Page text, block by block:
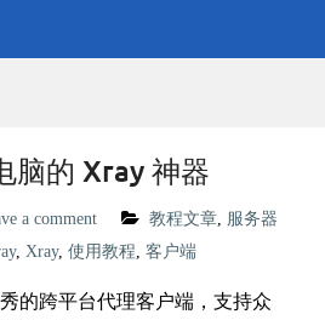
脑的 Xray 神器
a comment 教程文章, 服务器
, Xray, 使用教程, 客户端
的跨平台代理客户端，支持众